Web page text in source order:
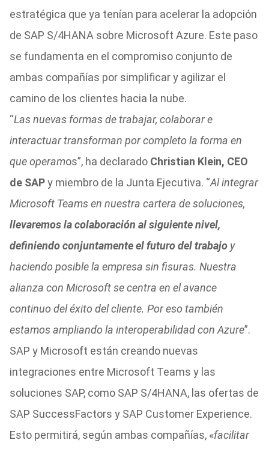
estratégica que ya tenían para acelerar la adopción
de SAP S/4HANA sobre Microsoft Azure. Este paso
se fundamenta en el compromiso conjunto de
ambas compañías por simplificar y agilizar el
camino de los clientes hacia la nube.
“Las nuevas formas de trabajar, colaborar e
interactuar transforman por completo la forma en
que operamos”, ha declarado Christian Klein, CEO
de SAPy miembro de la Junta Ejecutiva. “Al integrar
Microsoft Teams en nuestra cartera de soluciones,
llevaremos la colaboración al siguiente nivel,
definiendo conjuntamente el futuro del trabajoy
haciendo posible la empresa sin fisuras. Nuestra
alianza con Microsoft se centra en el avance
continuo del éxito del cliente. Por eso también
estamos ampliando la interoperabilidad con Azure”.
SAP y Microsoft están creando nuevas
integraciones entre Microsoft Teams y las
soluciones SAP, como SAP S/4HANA, las ofertas de
SAP SuccessFactors y SAP Customer Experience.
Esto permitirá, según ambas compañías, «facilitar